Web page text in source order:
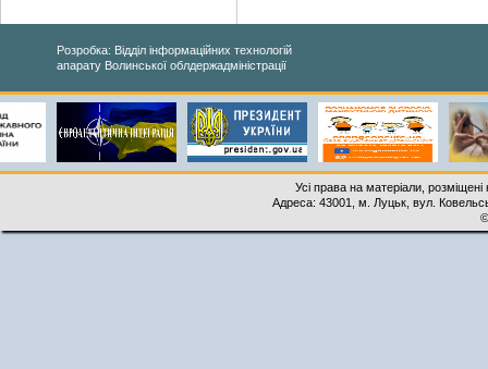
Розробка: Відділ інформаційних технологій
апарату Волинської облдержадміністрації
Усі права на матеріали,
Адреса: 43001, м. Луцьк, вул.